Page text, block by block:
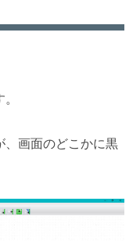
、画面のどこかに黒